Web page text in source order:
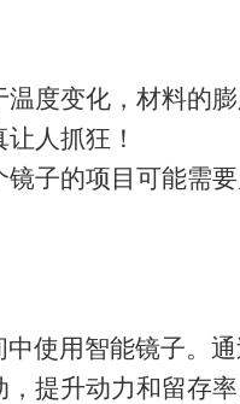
度变化，材料的
人抓狂！
子的项目可能需
使用智能镜子。
提升动力和留存率